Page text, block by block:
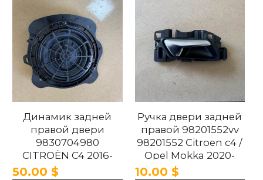
Динамик задней
правой двери
9830704980
CITROËN C4 2016-
2024
50.00 $
Ручка двери задней
правой 98201552vv
98201552 Citroen c4 /
Opel Mokka 2020-
2022
10.00 $